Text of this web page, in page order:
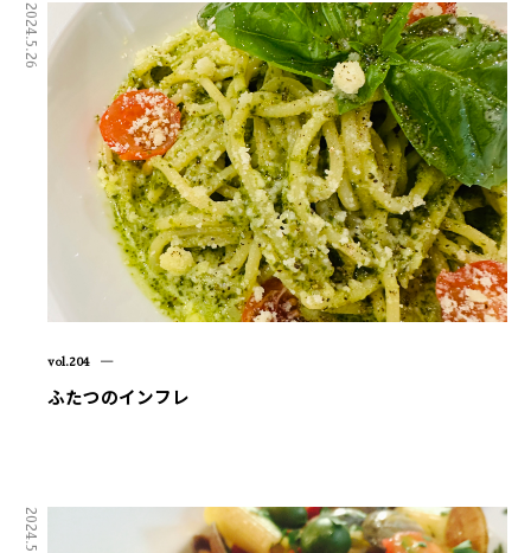
2024.5.26
vol.204 ―
ふたつのインフレ